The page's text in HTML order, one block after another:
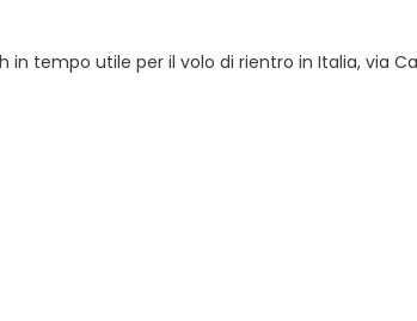
tempo utile per il volo di rientro in Italia, via